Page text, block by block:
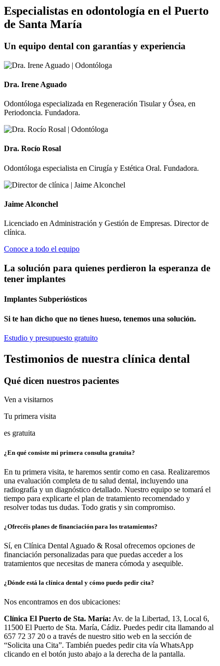
Especialistas en odontología en el Puerto
de Santa María
Un equipo dental con garantías y experiencia
Dra. Irene Aguado
Odontóloga especializada en Regeneración Tisular y Ósea, en
Periodoncia. Fundadora.
Dra. Rocío Rosal
Odontóloga especialista en Cirugía y Estética Oral. Fundadora.
Jaime Alconchel
Licenciado en Administración y Gestión de Empresas. Director de
clínica.
Conoce a todo el equipo
La solución para quienes perdieron la esperanza de
tener implantes
Implantes Subperiósticos
Si te han dicho que no tienes hueso, tenemos una solución.
Estudio y presupuesto gratuito
Testimonios de nuestra clínica dental
Qué dicen nuestros pacientes
Ven a visitarnos
Tu primera visita
es gratuita
¿En qué consiste mi primera consulta gratuita?
En tu primera visita, te haremos sentir como en casa. Realizaremos
una evaluación completa de tu salud dental, incluyendo una
radiografía y un diagnóstico detallado. Nuestro equipo se tomará el
tiempo para explicarte el plan de tratamiento recomendado y
resolver todas tus dudas. Todo gratis y sin compromiso.
¿Ofrecéis planes de financiación para los tratamientos?
Sí, en Clínica Dental Aguado & Rosal ofrecemos opciones de
financiación personalizadas para que puedas acceder a los
tratamientos que necesitas de manera cómoda y asequible.
¿Dónde está la clínica dental y cómo puedo pedir cita?
Nos encontramos en dos ubicaciones:
Clínica El Puerto de Sta. María: Av. de la Libertad, 13, Local 6,
11500 El Puerto de Sta. María, Cádiz. Puedes pedir cita llamando al
657 72 37 20 o a través de nuestro sitio web en la sección de
“Solicita una Cita”. También puedes pedir cita vía WhatsApp
clicando en el botón justo abajo a la derecha de la pantalla.